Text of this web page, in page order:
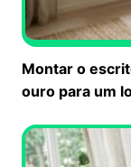
Montar o
ouro para um